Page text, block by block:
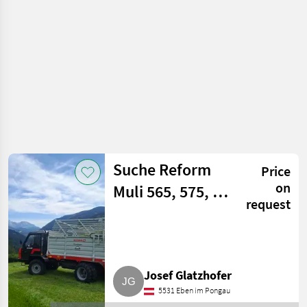
Suche Reform
Muli 565, 575, T6
Price
on
request
Josef Glatzhofer
5531 Eben im Pongau